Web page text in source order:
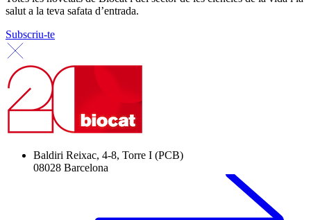
salut a la teva safata d’entrada.
Subscriu-te
Baldiri Reixac, 4-8, Torre I (PCB)
08028 Barcelona